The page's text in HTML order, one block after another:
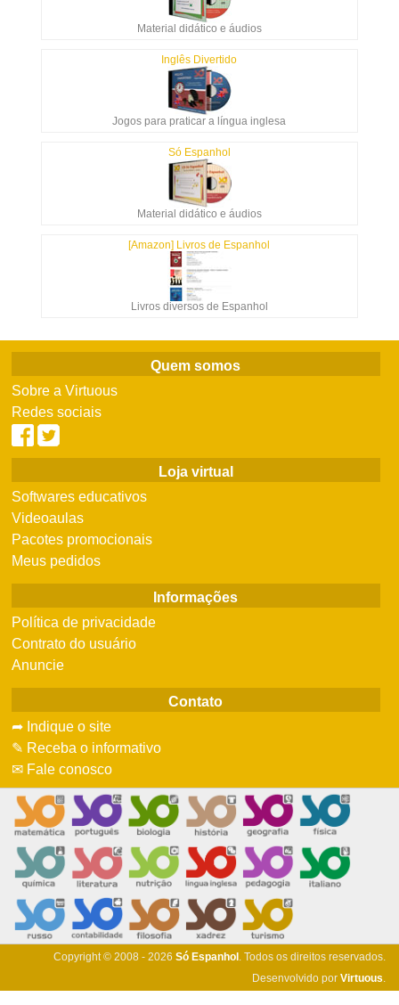
Material didático e áudios
Inglês Divertido
Jogos para praticar a língua inglesa
Só Espanhol
Material didático e áudios
[Amazon] Livros de Espanhol
Livros diversos de Espanhol
Quem somos
Sobre a Virtuous
Redes sociais
Loja virtual
Softwares educativos
Videoaulas
Pacotes promocionais
Meus pedidos
Informações
Política de privacidade
Contrato do usuário
Anuncie
Contato
➦ Indique o site
✎ Receba o informativo
✉ Fale conosco
Copyright © 2008 - 2026 Só Espanhol. Todos os direitos reservados.
Desenvolvido por Virtuous